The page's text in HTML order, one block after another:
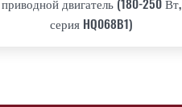
серия HQ068B1)